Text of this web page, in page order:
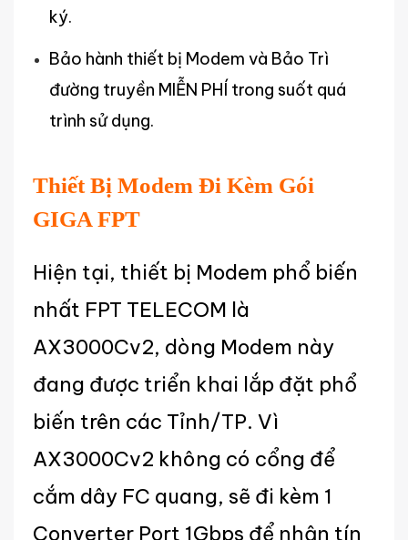
ký.
Bảo hành thiết bị Modem và Bảo Trì
đường truyền MIỄN PHÍ trong suốt quá
trình sử dụng.
Thiết Bị Modem Đi Kèm Gói
GIGA FPT
Hiện tại, thiết bị Modem phổ biến
nhất FPT TELECOM là
AX3000Cv2, dòng Modem này
đang được triển khai lắp đặt phổ
biến trên các Tỉnh/TP. Vì
AX3000Cv2 không có cổng để
cắm dây FC quang, sẽ đi kèm 1
Converter Port 1Gbps để nhận tín